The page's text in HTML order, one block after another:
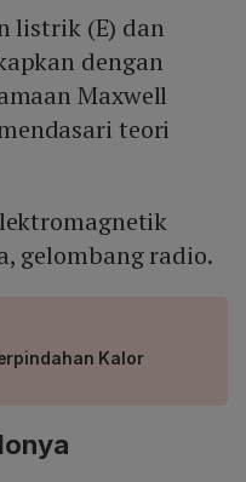
listrik (E) dan
dengan
Maxwell
teori
gelombang radio.
Kalor